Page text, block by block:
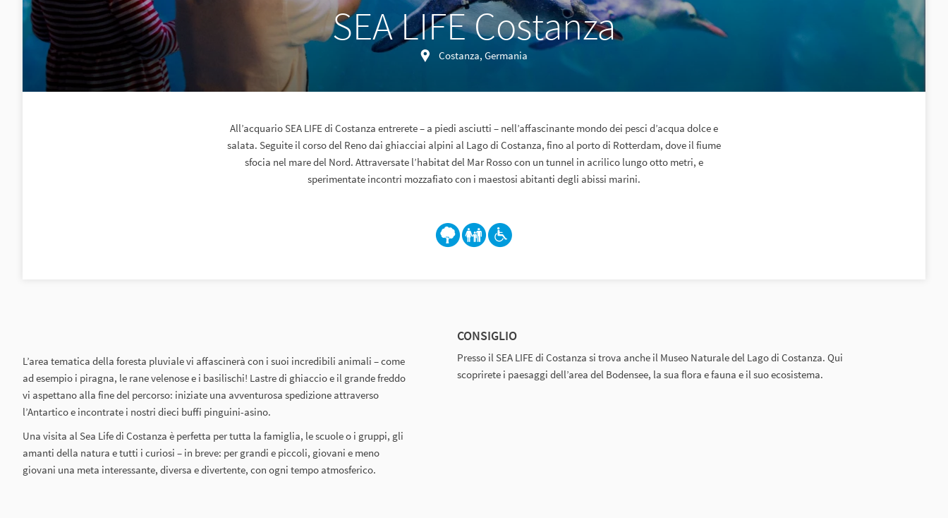
SEA LIFE Costanza
Costanza, Germania
All’acquario SEA LIFE di Costanza entrerete – a piedi asciutti – nell’affascinante mondo dei pesci d’acqua dolce e
salata. Seguite il corso del Reno dai ghiacciai alpini al Lago di Costanza, fino al porto di Rotterdam, dove il fiume
sfocia nel mare del Nord. Attraversate l’habitat del Mar Rosso con un tunnel in acrilico lungo otto metri, e
sperimentate incontri mozzafiato con i maestosi abitanti degli abissi marini.
L’area tematica della foresta pluviale vi affascinerà con i suoi incredibili animali – come
ad esempio i piragna, le rane velenose e i basilischi! Lastre di ghiaccio e il grande freddo
vi aspettano alla fine del percorso: iniziate una avventurosa spedizione attraverso
l’Antartico e incontrate i nostri dieci buffi pinguini-asino.
Una visita al Sea Life di Costanza è perfetta per tutta la famiglia, le scuole o i gruppi, gli
amanti della natura e tutti i curiosi – in breve: per grandi e piccoli, giovani e meno
giovani una meta interessante, diversa e divertente, con ogni tempo atmosferico.
CONSIGLIO
Presso il SEA LIFE di Costanza si trova anche il Museo Naturale del Lago di Costanza. Qui
scoprirete i paesaggi dell’area del Bodensee, la sua flora e fauna e il suo ecosistema.